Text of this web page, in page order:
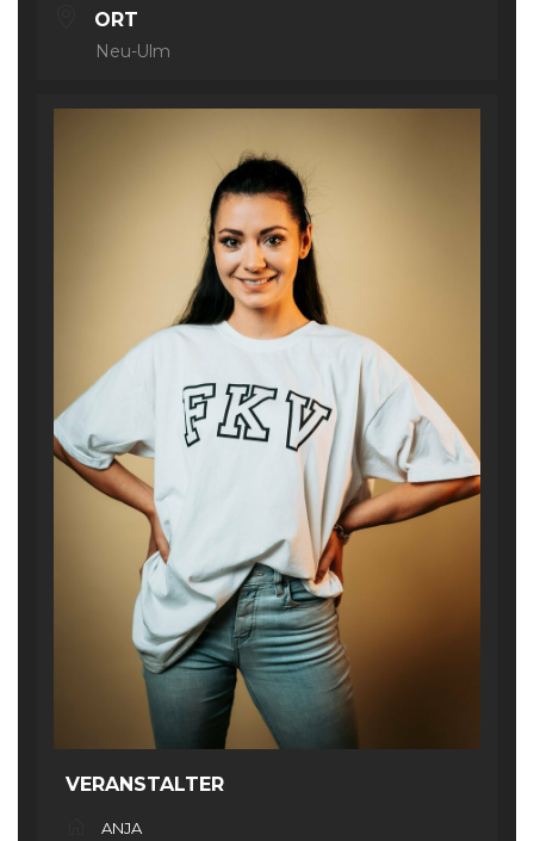
ORT
Neu-Ulm
VERANSTALTER
ANJA